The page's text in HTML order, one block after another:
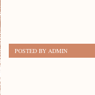
POSTED BY ADMIN